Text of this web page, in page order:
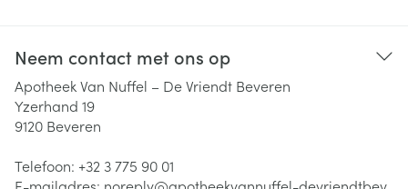
Neem contact met ons op
Apotheek Van Nuffel – De Vriendt Beveren
Yzerhand 19
9120 Beveren
Telefoon: +32 3 775 90 01